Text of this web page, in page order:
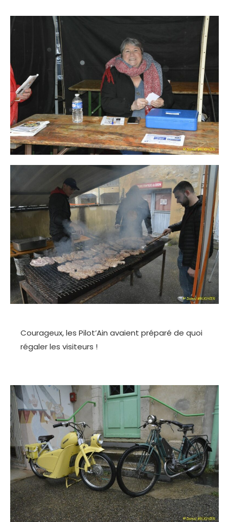
Courageux, les Pilot’Ain avaient préparé de quoi
régaler les visiteurs !